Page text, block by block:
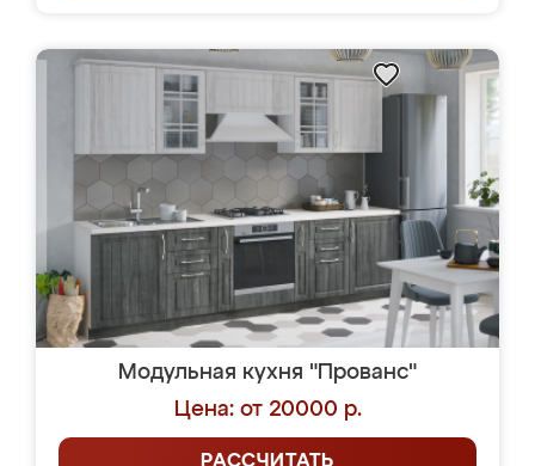
Модульная кухня "Прованс"
Цена: от 20000 р.